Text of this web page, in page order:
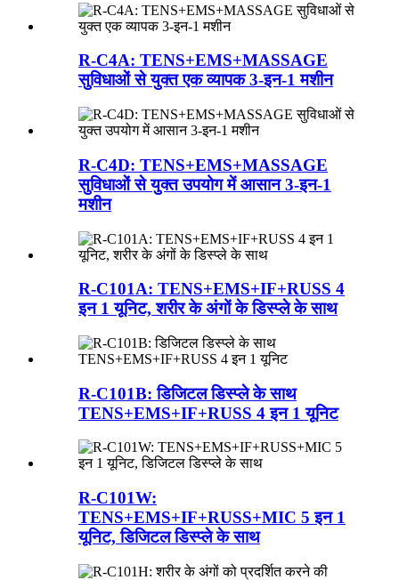
R-C4A: TENS+EMS+MASSAGE
सुविधाओं से युक्त एक व्यापक 3-इन-1 मशीन
R-C4D: TENS+EMS+MASSAGE
सुविधाओं से युक्त उपयोग में आसान 3-इन-1
मशीन
R-C101A: TENS+EMS+IF+RUSS 4
इन 1 यूनिट, शरीर के अंगों के डिस्प्ले के साथ
R-C101B: डिजिटल डिस्प्ले के साथ
TENS+EMS+IF+RUSS 4 इन 1 यूनिट
R-C101W:
TENS+EMS+IF+RUSS+MIC 5 इन 1
यूनिट, डिजिटल डिस्प्ले के साथ